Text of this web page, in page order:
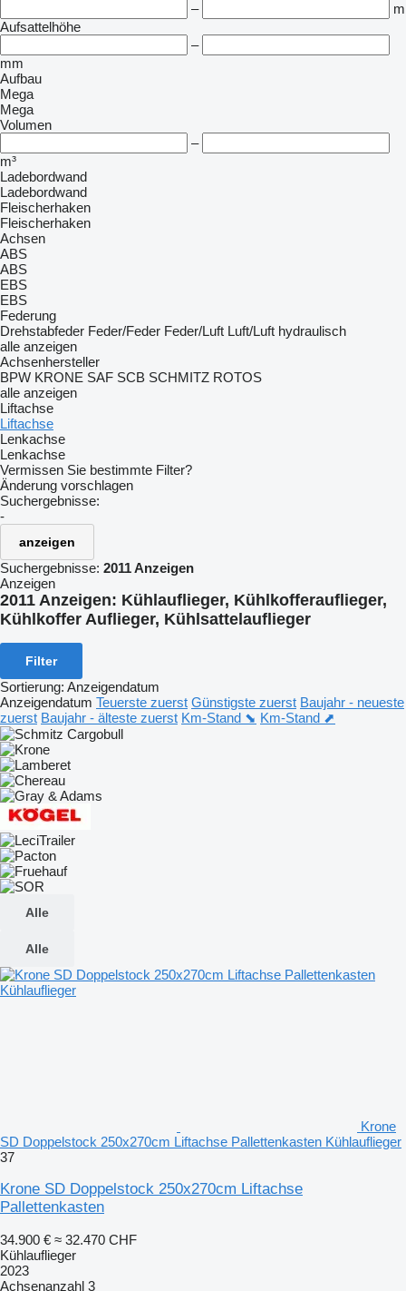
–
m
Aufsattelhöhe
–
mm
Aufbau
Mega
Mega
Volumen
–
m³
Ladebordwand
Ladebordwand
Fleischerhaken
Fleischerhaken
Achsen
ABS
ABS
EBS
EBS
Federung
Drehstabfeder Feder/Feder Feder/Luft Luft/Luft hydraulisch
alle anzeigen
Achsenhersteller
BPW KRONE SAF SCB SCHMITZ ROTOS
alle anzeigen
Liftachse
Liftachse
Lenkachse
Lenkachse
Vermissen Sie bestimmte Filter?
Änderung vorschlagen
Suchergebnisse:
-
anzeigen
Suchergebnisse: 2011 Anzeigen
Anzeigen
2011 Anzeigen: Kühlauflieger, Kühlkofferauflieger,
Kühlkoffer Auflieger, Kühlsattelauflieger
Filter
Sortierung: Anzeigendatum
Anzeigendatum Teuerste zuerst Günstigste zuerst Baujahr - neueste
zuerst Baujahr - älteste zuerst Km-Stand ⬊ Km-Stand ⬈
Alle
Alle
Krone
SD Doppelstock 250x270cm Liftachse Pallettenkasten Kühlauflieger
37
Krone SD Doppelstock 250x270cm Liftachse
Pallettenkasten
34.900 € ≈ 32.470 CHF
Kühlauflieger
2023
Achsenanzahl 3